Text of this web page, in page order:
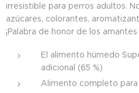
irresistible para perros adultos.
azúcares, colorantes,
¡Palabra de honor de los
El alimento húmedo
adicional (65 %)
Alimento completo